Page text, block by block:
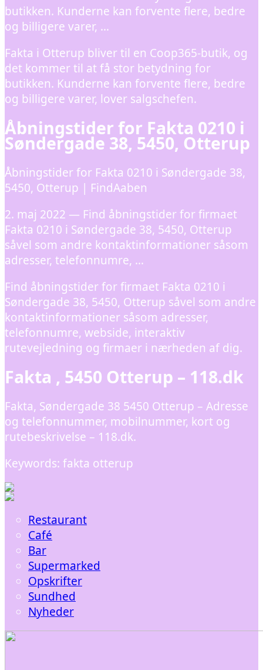
butikken. Kunderne kan forvente flere, bedre
og billigere varer, …
Fakta i Otterup bliver til en Coop365-butik, og
det kommer til at få stor betydning for
butikken. Kunderne kan forvente flere, bedre
og billigere varer, lover salgschefen.
Åbningstider for Fakta 0210 i
Søndergade 38, 5450, Otterup
Åbningstider for Fakta 0210 i Søndergade 38,
5450, Otterup | FindAaben
2. maj 2022 — Find åbningstider for firmaet
Fakta 0210 i Søndergade 38, 5450, Otterup
såvel som andre kontaktinformationer såsom
adresser, telefonnumre, …
Find åbningstider for firmaet Fakta 0210 i
Søndergade 38, 5450, Otterup såvel som andre
kontaktinformationer såsom adresser,
telefonnumre, webside, interaktiv
rutevejledning og firmaer i nærheden af dig.
Fakta , 5450 Otterup – 118.dk
Fakta, Søndergade 38 5450 Otterup – Adresse
og telefonnummer, mobilnummer, kort og
rutebeskrivelse – 118.dk.
Keywords: fakta otterup
Restaurant
Café
Bar
Supermarked
Opskrifter
Sundhed
Nyheder